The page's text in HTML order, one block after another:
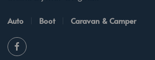
Auto Boot Caravan & Camper